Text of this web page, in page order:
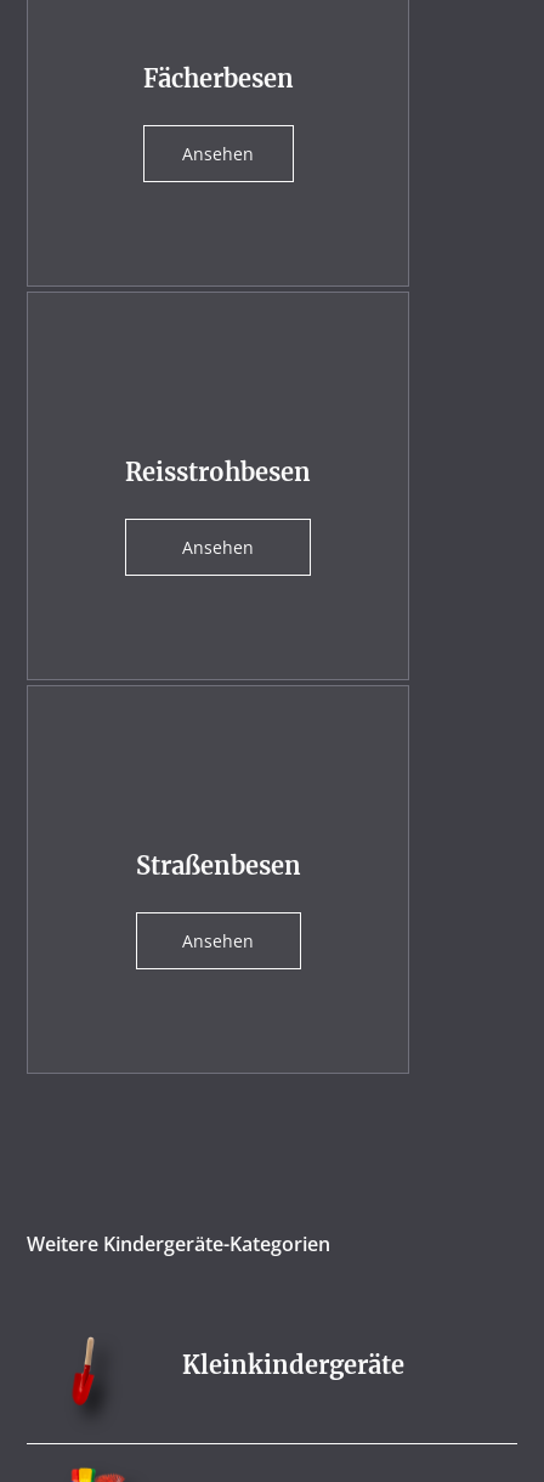
Fächerbesen
Ansehen
Reisstrohbesen
Ansehen
Straßenbesen
Ansehen
Weitere Kindergeräte-Kategorien
Kleinkindergeräte